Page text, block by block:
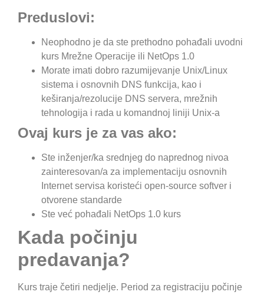
Preduslovi:
Neophodno je da ste prethodno pohađali uvodni
kurs Mrežne Operacije ili NetOps 1.0
Morate imati dobro razumijevanje Unix/Linux
sistema i osnovnih DNS funkcija, kao i
keširanja/rezolucije DNS servera, mrežnih
tehnologija i rada u komandnoj liniji Unix-a
Ovaj kurs je za vas ako:
Ste inženjer/ka srednjeg do naprednog nivoa
zainteresovan/a za implementaciju osnovnih
Internet servisa koristeći open-source softver i
otvorene standarde
Ste već pohađali NetOps 1.0 kurs
Kada počinju
predavanja?
Kurs traje četiri nedjelje. Period za registraciju počinje